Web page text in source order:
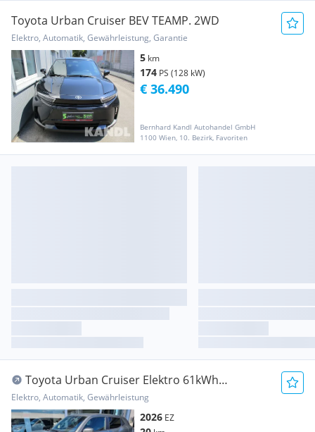
Toyota Urban Cruiser BEV TEAMP. 2WD
Elektro, Automatik, Gewährleistung, Garantie
5 km
174 PS (128 kW)
Bernhard Kandl Autohandel GmbH
1100 Wien, 10. Bezirk, Favoriten
€ 36.490
Toyota Urban Cruiser Elektro 61kWh
Teamplayer Aut.
Elektro, Automatik, Gewährleistung
2026 EZ